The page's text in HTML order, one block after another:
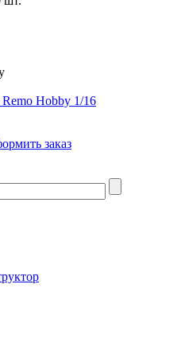
Hobby 1/16
заказ